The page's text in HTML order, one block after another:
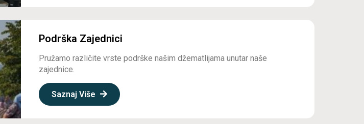
Podrška Zajednici
Pružamo različite vrste podrške našim džematlijama unutar naše
zajednice.
Saznaj Više